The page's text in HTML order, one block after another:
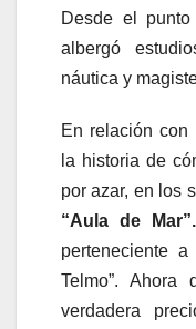
Desde el
albergó
náutica y
En relación con
la historia de
por azar, en los
“Aula de
perteneciente
Telmo”. Ahora
verdadera